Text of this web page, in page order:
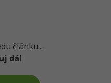
článku...
dál